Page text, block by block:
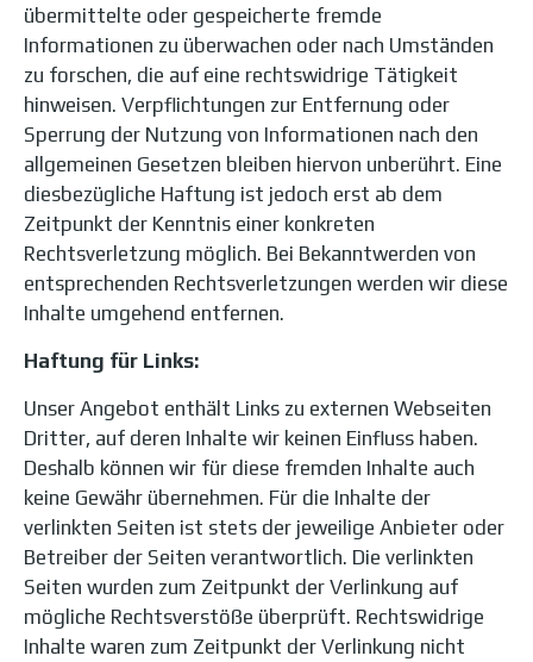
übermittelte oder gespeicherte fremde
Informationen zu überwachen oder nach Umständen
zu forschen, die auf eine rechtswidrige Tätigkeit
hinweisen. Verpflichtungen zur Entfernung oder
Sperrung der Nutzung von Informationen nach den
allgemeinen Gesetzen bleiben hiervon unberührt. Eine
diesbezügliche Haftung ist jedoch erst ab dem
Zeitpunkt der Kenntnis einer konkreten
Rechtsverletzung möglich. Bei Bekanntwerden von
entsprechenden Rechtsverletzungen werden wir diese
Inhalte umgehend entfernen.
Haftung für Links:
Unser Angebot enthält Links zu externen Webseiten
Dritter, auf deren Inhalte wir keinen Einfluss haben.
Deshalb können wir für diese fremden Inhalte auch
keine Gewähr übernehmen. Für die Inhalte der
verlinkten Seiten ist stets der jeweilige Anbieter oder
Betreiber der Seiten verantwortlich. Die verlinkten
Seiten wurden zum Zeitpunkt der Verlinkung auf
mögliche Rechtsverstöße überprüft. Rechtswidrige
Inhalte waren zum Zeitpunkt der Verlinkung nicht